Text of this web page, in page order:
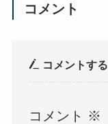
コメント
コメントする
コメント ※